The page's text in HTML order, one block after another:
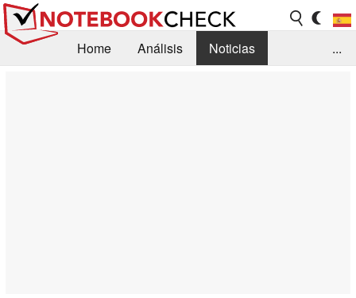
Home Análisis
Noticias
...